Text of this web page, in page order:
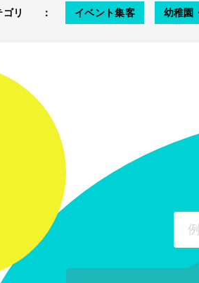
ゴリ ： イベント集客 幼稚園